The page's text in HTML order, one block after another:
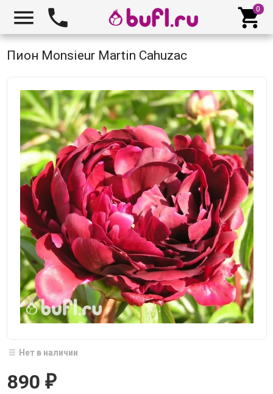
  
Пион Monsieur Martin Cahuzac
Нет в наличии
890 ₽